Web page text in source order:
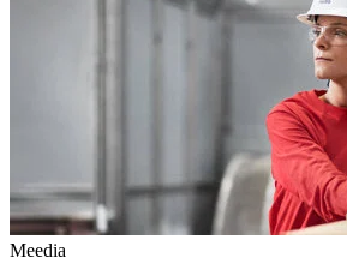
Meedia